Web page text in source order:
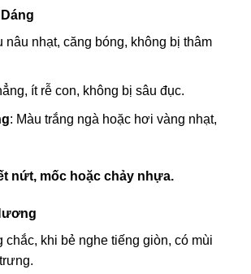
nâu nhạt, căng bóng, không bị thâm
ít rễ con, không bị sâu đục.
: Màu trắng ngà hoặc hơi vàng nhạt,
nứt, mốc hoặc chảy nhựa.
chắc, khi bẻ nghe tiếng giòn, có mùi